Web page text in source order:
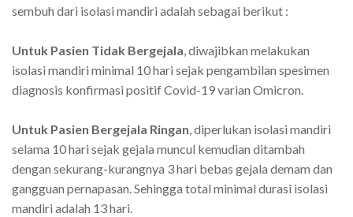
sembuh dari isolasi mandiri adalah sebagai berikut :
Untuk Pasien Tidak Bergejala, diwajibkan melakukan
isolasi mandiri minimal 10 hari sejak pengambilan spesimen
diagnosis konfirmasi positif Covid-19 varian Omicron.
Untuk Pasien Bergejala Ringan, diperlukan isolasi mandiri
selama 10 hari sejak gejala muncul kemudian ditambah
dengan sekurang-kurangnya 3 hari bebas gejala demam dan
gangguan pernapasan. Sehingga total minimal durasi isolasi
mandiri adalah 13 hari.